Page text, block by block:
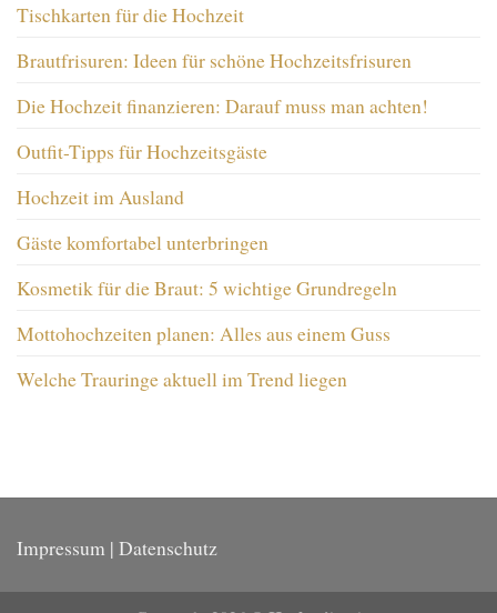
Tischkarten für die Hochzeit
Brautfrisuren: Ideen für schöne Hochzeitsfrisuren
Die Hochzeit finanzieren: Darauf muss man achten!
Outfit-Tipps für Hochzeitsgäste
Hochzeit im Ausland
Gäste komfortabel unterbringen
Kosmetik für die Braut: 5 wichtige Grundregeln
Mottohochzeiten planen: Alles aus einem Guss
Welche Trauringe aktuell im Trend liegen
Impressum | Datenschutz